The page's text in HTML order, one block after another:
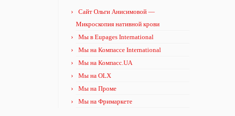
Сайт Ольги Анисимовой —
Микроскопия нативной крови
Мы в Eupages International
Мы на Компассе International
Мы на Компасс.UA
Мы на OLX
Мы на Проме
Мы на Фримаркете